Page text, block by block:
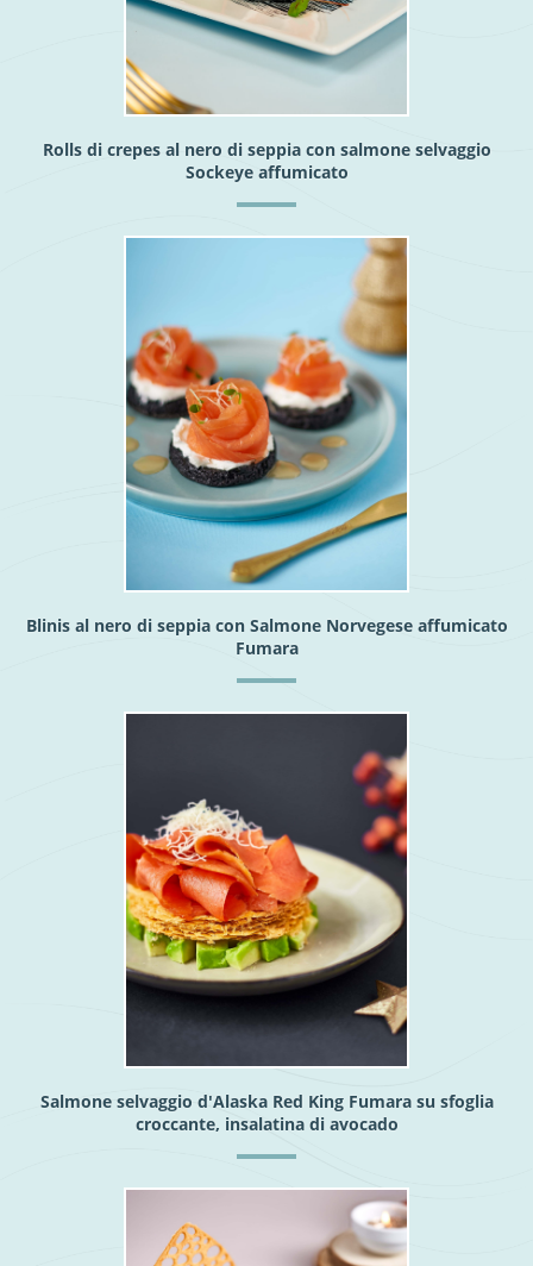
Rolls di crepes al nero di seppia con salmone selvaggio
Sockeye affumicato
Blinis al nero di seppia con Salmone Norvegese affumicato
Fumara
Salmone selvaggio d'Alaska Red King Fumara su sfoglia
croccante, insalatina di avocado